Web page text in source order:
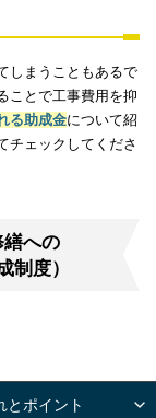
しまうこともあるで
ことで工事費用を抑
る助成金について紹
チェックしてくださ
への
制度）
とポイント